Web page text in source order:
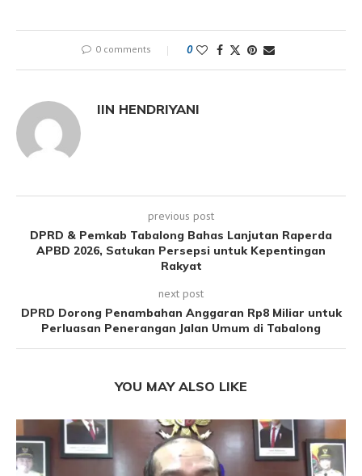
0 comments 0
IIN HENDRIYANI
previous post
DPRD & Pemkab Tabalong Bahas Lanjutan Raperda
APBD 2026, Satukan Persepsi untuk Kepentingan
Rakyat
next post
DPRD Dorong Penambahan Anggaran Rp8 Miliar untuk
Perluasan Penerangan Jalan Umum di Tabalong
YOU MAY ALSO LIKE